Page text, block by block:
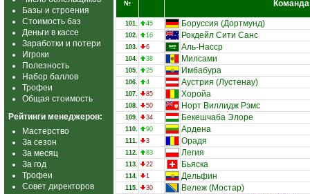
Базы и строения
Стоимость баз
Деньги в кассе
Заработки и потери
Игроки
Полезность
Набор баллов
Трофеи
Общая стоимость
Рейтинги менеджеров:
Мастерство
За сезон
За месяц
За год
Трофеи
Совет директоров
№ Команда
101. 45 Боруссия (Дортмунд)
102. 16 Рокдейл Сити Санс
103. 6 Аль-Насср
104. 38 Милсами
105. 25 Имбабура
106. 4 Аустрия (Лустенау)
107. 85 Хоройа
108. 50 Норт Виллидж Рэмс
109. 34 Бекешчаба Элоре
110. 90 Ардена
111. 3 Орадя
112. 83 Легия
113. 22 Бьяска
114. 1 Дельфин
115. 30 Вележ (Мостар)